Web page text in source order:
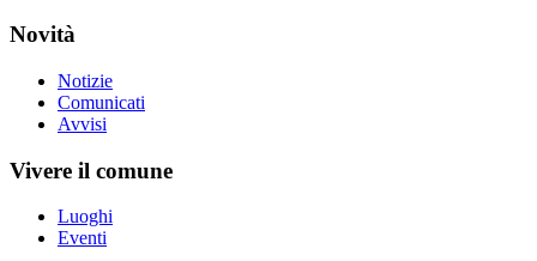
Novità
Notizie
Comunicati
Avvisi
Vivere il comune
Luoghi
Eventi